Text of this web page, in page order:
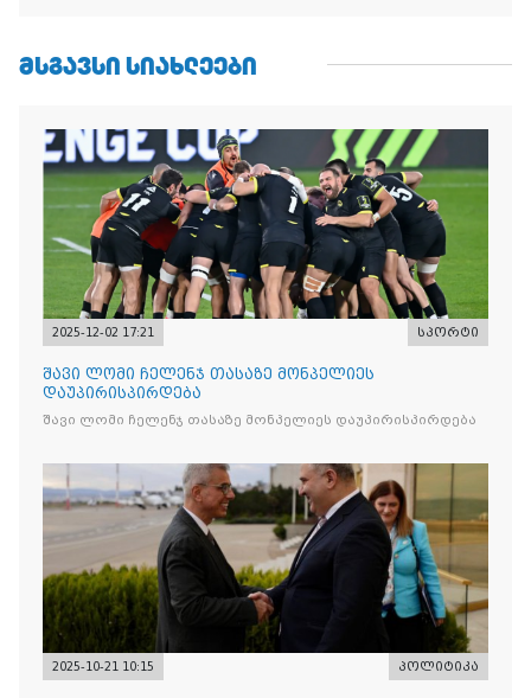
ᲛᲡᲒᲐᲕᲡᲘ ᲡᲘᲐᲮᲚᲔᲔᲑᲘ
2025-12-02 17:21 სპორტი
შავი ლომი ჩელენჯ თასაზე მონპელიეს
დაუპირისპირდება
შავი ლომი ჩელენჯ თასაზე მონპელიეს დაუპირისპირდება
2025-10-21 10:15 პოლიტიკა